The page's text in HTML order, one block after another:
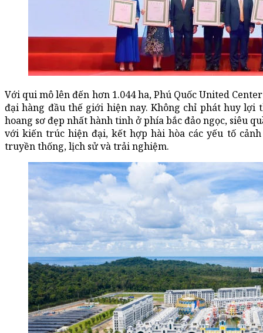
Với qui mô lên đến hơn 1.044 ha, Phú Quốc United
đại hàng đầu thế giới hiện nay. Không chỉ phát huy lợi
hoang sơ đẹp nhất hành tinh ở phía bắc đảo ngọc, siêu
với kiến trúc hiện đại, kết hợp hài hòa các yếu tố
truyền thống, lịch sử và trải nghiệm.